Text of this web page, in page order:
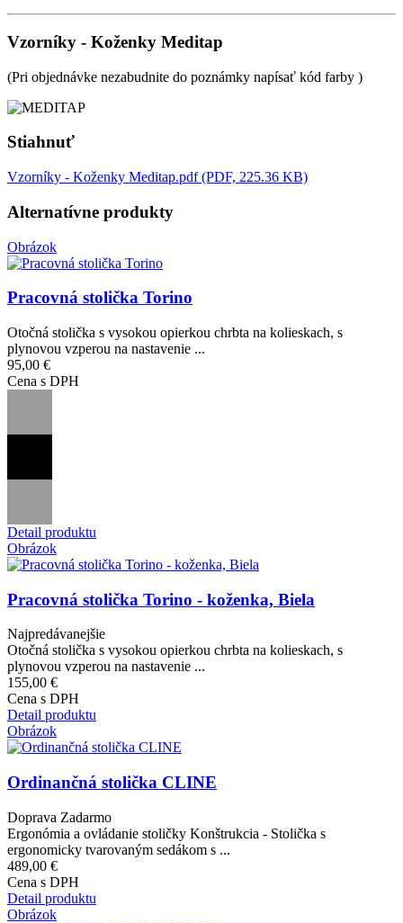
Vzorníky - Koženky Meditap
(Pri objednávke nezabudnite do poznámky napísať kód farby )
Stiahnuť
Vzorníky - Koženky Meditap.pdf (PDF, 225.36 KB)
Alternatívne produkty
Obrázok
Pracovná stolička Torino
Otočná stolička s vysokou opierkou chrbta na kolieskach, s
plynovou vzperou na nastavenie ...
95,00 €
Cena s DPH
Detail produktu
Obrázok
Pracovná stolička Torino - koženka, Biela
Najpredávanejšie
Otočná stolička s vysokou opierkou chrbta na kolieskach, s
plynovou vzperou na nastavenie ...
155,00 €
Cena s DPH
Detail produktu
Obrázok
Ordinančná stolička CLINE
Doprava Zadarmo
Ergonómia a ovládanie stoličky Konštrukcia - Stolička s
ergonomicky tvarovaným sedákom s ...
489,00 €
Cena s DPH
Detail produktu
Obrázok